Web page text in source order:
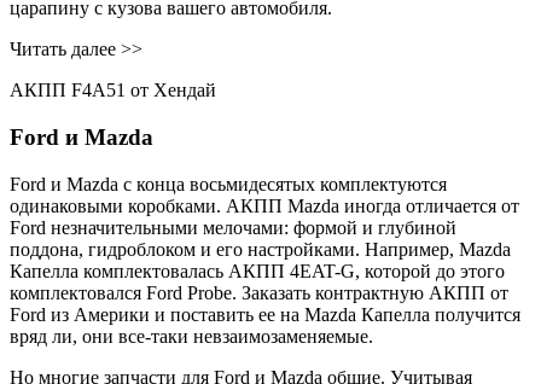
царапину с кузова вашего автомобиля.
Читать далее >>
АКПП F4A51 от Хендай
Ford и Mazda
Ford и Mazda c конца восьмидесятых комплектуются
одинаковыми коробками. АКПП Mazda иногда отличается от
Ford незначительными мелочами: формой и глубиной
поддона, гидроблоком и его настройками. Например, Mazda
Капелла комплектовалась АКПП 4EAT-G, которой до этого
комплектовался Ford Probe. Заказать контрактную АКПП от
Ford из Америки и поставить ее на Mazda Капелла получится
вряд ли, они все-таки невзаимозаменяемые.
Но многие запчасти для Ford и Mazda общие. Учитывая